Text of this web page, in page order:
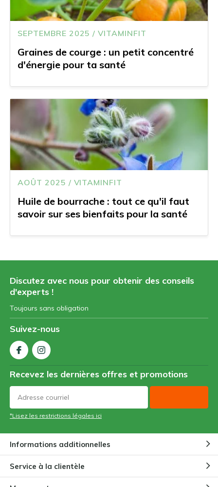
SEPTEMBRE 2025 / VITAMINFIT
Graines de courge : un petit concentré
d'énergie pour ta santé
AOÛT 2025 / VITAMINFIT
Huile de bourrache : tout ce qu'il faut
savoir sur ses bienfaits pour la santé
Discutez avec nous pour obtenir des conseils
d'experts !
Toujours sans obligation
Suivez-nous
Recevez les dernières offres et promotions
*Lisez les restrictions légales ici
Informations additionnelles
Service à la clientèle